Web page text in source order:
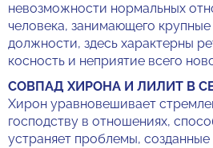
невозможности нормальных
человека, занимающего
должности, здесь характерны
косность и неприятие всего
СОВПАД ХИРОНА И ЛИЛИТ В
Хирон уравновешивает
господству в отношениях,
устраняет проблемы,